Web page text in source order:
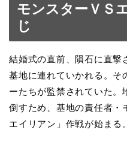
モンスターＶＳ
じ
結婚式の直前、隕石に直撃
基地に連れていかれる。そ
ーたちが監禁されていた。
倒すため、基地の責任者・
エイリアン」作戦が始まる。